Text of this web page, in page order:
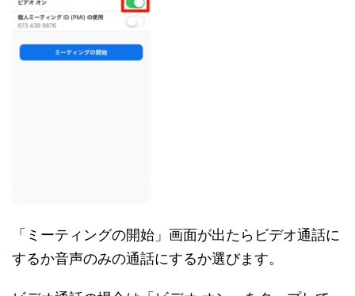
「ミーティングの開始」画面が出たらビデオ通話に
するか音声のみの通話にするか選びます。